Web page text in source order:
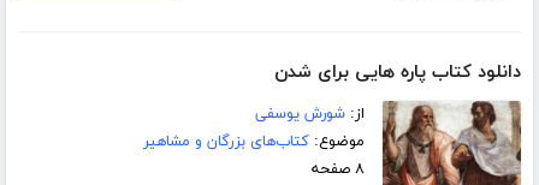
دانلود کتاب پاره هایی برای شدن
از:شورش یوسفی
موضوع:کتاب‌های بزرگان و مشاهیر
۸ صفحه